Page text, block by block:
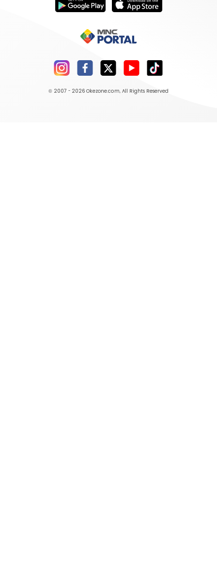
© 2007 - 2026 Okezone.com, All Rights Reserved